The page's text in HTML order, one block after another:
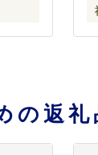
の返礼